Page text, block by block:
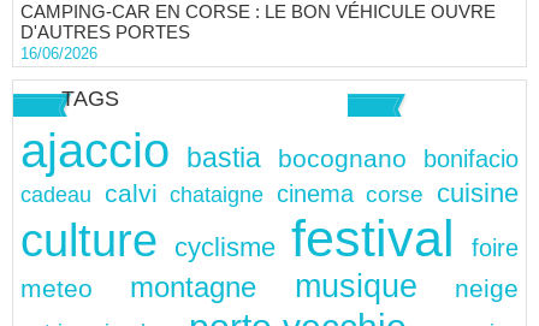
CAMPING-CAR EN CORSE : LE BON VÉHICULE OUVRE
D'AUTRES PORTES
16/06/2026
TAGS
ajaccio bastia bocognano bonifacio
cadeau calvi chataigne cinema corse cuisine
culture cyclisme festival foire
meteo montagne musique neige